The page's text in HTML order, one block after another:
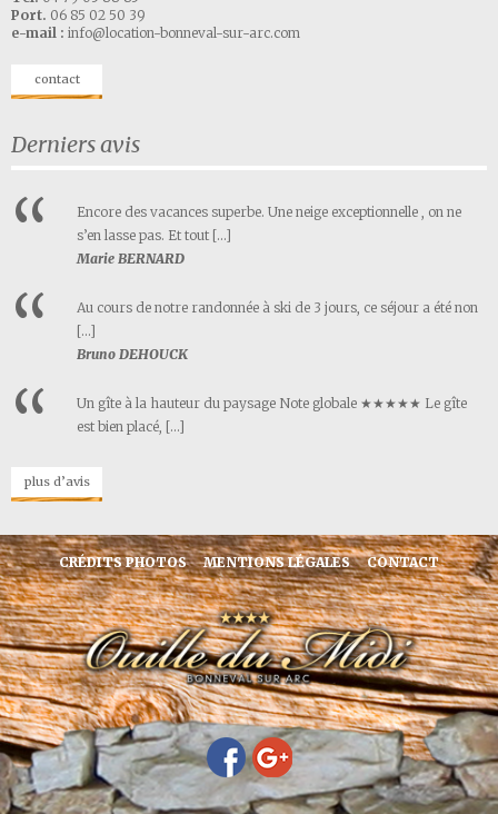
Port. 06 85 02 50 39
e-mail : info@location-bonneval-sur-arc.com
contact
Derniers avis
Encore des vacances superbe. Une neige exceptionnelle , on ne
s’en lasse pas. Et tout […]
Marie BERNARD
Au cours de notre randonnée à ski de 3 jours, ce séjour a été non
[…]
Bruno DEHOUCK
Un gîte à la hauteur du paysage Note globale ★★★★★ Le gîte
est bien placé, […]
plus d’avis
CRÉDITS PHOTOS MENTIONS LÉGALES CONTACT